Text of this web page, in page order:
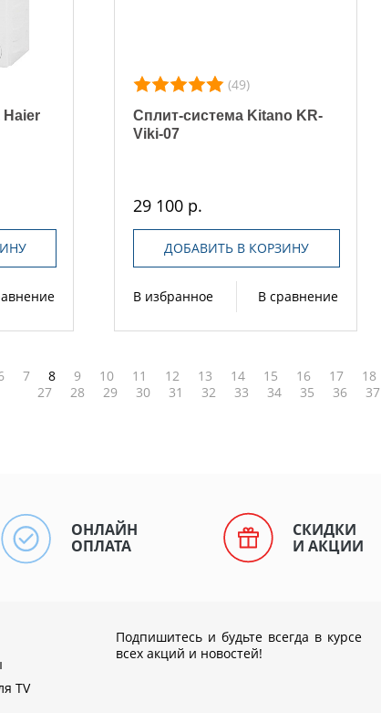
(49)
Сплит-система Kitano KR-
Viki-07
29 100 р.
ДОБАВИТЬ В КОРЗИНУ
В избранное В сравнение
7 8 9 10 11 12 13 14 15 16 17 18
27
28 29 30 31 32 33 34 35 36 37
ОНЛАЙН
ОПЛАТА
СКИДКИ
И АКЦИИ
TV
Подпишитесь и будьте всегда в курсе
всех акций и новостей!